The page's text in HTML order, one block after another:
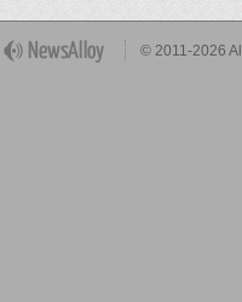
© 2011-2026